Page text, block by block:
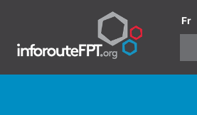
Fr